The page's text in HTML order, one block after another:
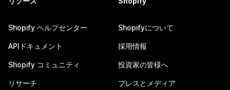
Shopify ヘルプセンター
APIドキュメント
Shopify コミュニティ
リサーチ
Shopifyについて
採用情報
投資家の皆様へ
プレスとメディア